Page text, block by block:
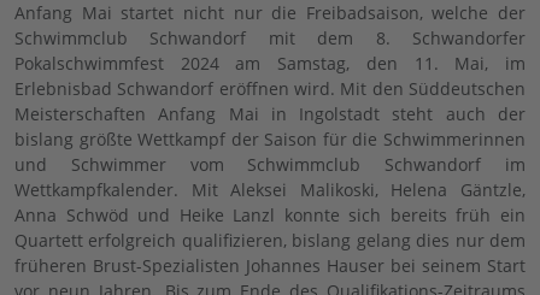
Anfang Mai startet nicht nur die Freibadsaison, welche der
Schwimmclub Schwandorf mit dem 8. Schwandorfer
Pokalschwimmfest 2024 am Samstag, den 11. Mai, im
Erlebnisbad Schwandorf eröffnen wird. Mit den Süddeutschen
Meisterschaften Anfang Mai in Ingolstadt steht auch der
bislang größte Wettkampf der Saison für die Schwimmerinnen
und Schwimmer vom Schwimmclub Schwandorf im
Wettkampfkalender. Mit Aleksei Malikoski, Helena Gäntzle,
Anna Schwöd und Heike Lanzl konnte sich bereits früh ein
Quartett erfolgreich qualifizieren, bislang gelang dies nur dem
früheren Brust-Spezialisten Johannes Hauser bei seinem Start